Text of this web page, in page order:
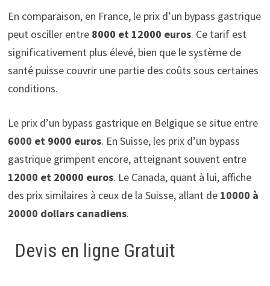
En comparaison, en France, le prix d’un bypass gastrique
peut osciller entre 8000 et 12000 euros. Ce tarif est
significativement plus élevé, bien que le système de
santé puisse couvrir une partie des coûts sous certaines
conditions.
Le prix d’un bypass gastrique en Belgique se situe entre
6000 et 9000 euros. En Suisse, les prix d’un bypass
gastrique grimpent encore, atteignant souvent entre
12000 et 20000 euros. Le Canada, quant à lui, affiche
des prix similaires à ceux de la Suisse, allant de 10000 à
20000 dollars canadiens.
Devis en ligne Gratuit